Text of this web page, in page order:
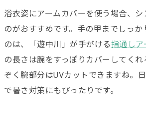
浴衣姿にアームカバーを使う場合、
のがおすすめです。手の甲までしっか
のは、「遊中川」が手がける指通しア
の長さは腕をすっぽりカバーしてく
ぞく腕部分はUVカットできますね。
で暑さ対策にもぴったりです。